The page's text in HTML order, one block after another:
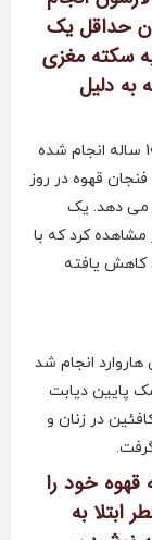
حداقل یک
سکته مغزی
دلیل
این مطالعه بر روی گروهی از زنان طی یک دوره 10 ساله انجام شده
قهوه در روز
می دهد. یک
مشاهده کرد که با
قهوه در روز خطر 21 درصد کاهش یافته
انجام شد
پایین دیابت
در زنان و
قهوه خود را
ابتلا به